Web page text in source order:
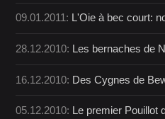
09.01.2011: L'Oie à bec court:
28.12.2010: Les bernaches de
16.12.2010: Des Cygnes de
05.12.2010: Le premier Pouillot